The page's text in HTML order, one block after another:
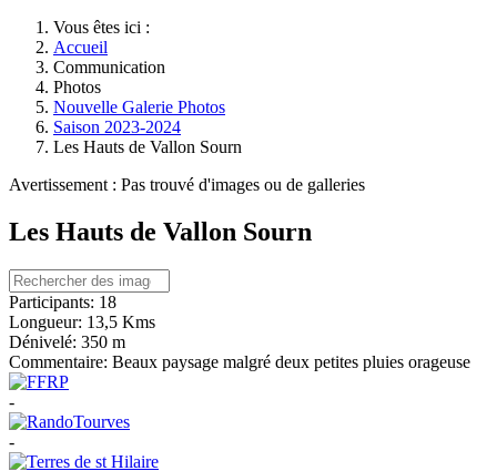
Vous êtes ici :
Accueil
Communication
Photos
Nouvelle Galerie Photos
Saison 2023-2024
Les Hauts de Vallon Sourn
Avertissement : Pas trouvé d'images ou de galleries
Les Hauts de Vallon Sourn
Participants: 18
Longueur: 13,5 Kms
Dénivelé: 350 m
Commentaire: Beaux paysage malgré deux petites pluies orageuse
-
-